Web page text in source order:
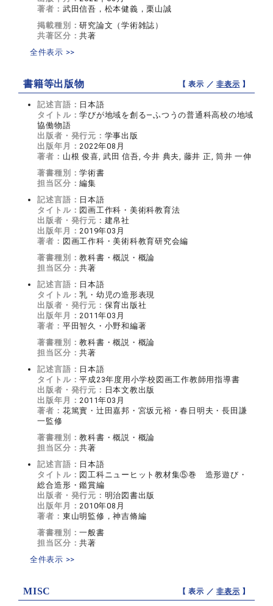
著者： 武田信吾，松本健義，栗山誠
掲載種別：研究論文（学術雑誌）
共著区分：共著
全件表示 >>
書籍等出版物 【 表示 ／非表示 】
記述言語： 日本語
タイトル：学びが地域を創る―ふつうの普通科高校の地域
協働物語
出版者・発行元： 学事出版
出版年月： 2022年08月
著者： 山根 俊喜, 武田 信吾, 今井 典夫, 藤井 正, 筒井 一伸
著書種別：学術書
担当区分：編集
記述言語： 日本語
タイトル： 図画工作科・美術科教育法
出版者・発行元： 建帛社
出版年月： 2019年03月
著者： 図画工作科・美術科教育研究会編
著書種別：教科書・概説・概論
担当区分：共著
記述言語： 日本語
タイトル：乳・幼児の造形表現
出版者・発行元： 保育出版社
出版年月： 2011年03月
著者： 平田智久・小野和編著
著書種別：教科書・概説・概論
担当区分：共著
記述言語： 日本語
タイトル：平成23年度用小学校図画工作教師用指導書
出版者・発行元： 日本文教出版
出版年月： 2011年03月
著者： 花篤實・辻田嘉邦・宮坂元裕・春日明夫・長田謙
一監修
著書種別：教科書・概説・概論
担当区分：共著
記述言語： 日本語
タイトル： 図工科ニューヒット教材集⑤巻 造形遊び・
総合造形・鑑賞編
出版者・発行元： 明治図書出版
出版年月： 2010年08月
著者： 東山明監修，神吉脩編
著書種別：一般書
担当区分：共著
全件表示 >>
MISC 【 表示 ／非表示 】